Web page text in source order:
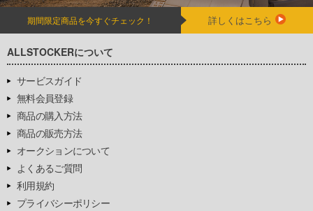
期間限定商品を今すぐチェック！ 詳しくはこちら
ALLSTOCKERについて
サービスガイド
無料会員登録
商品の購入方法
商品の販売方法
オークションについて
よくあるご質問
利用規約
プライバシーポリシー